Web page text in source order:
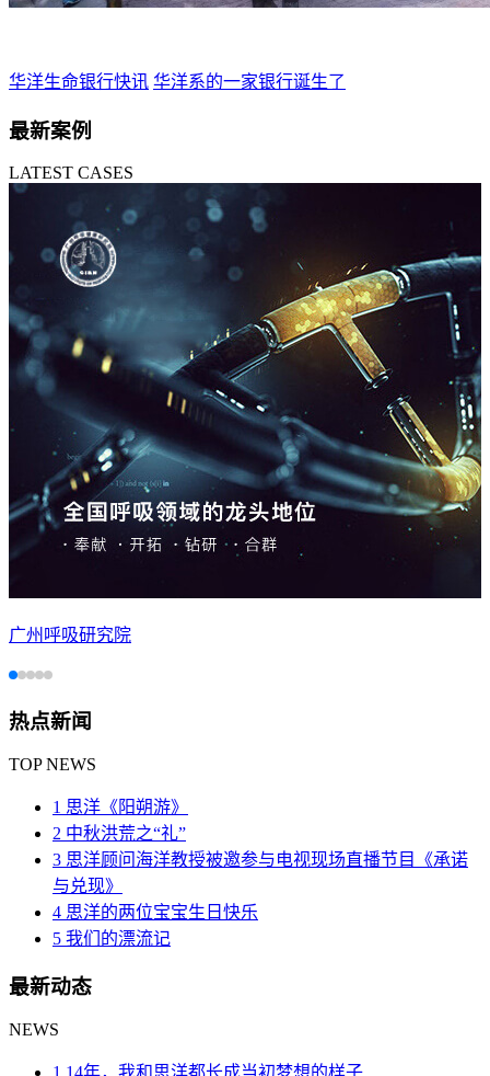
华洋生命银行快讯 华洋系的一家银行诞生了
最新案例
LATEST CASES
广州呼吸研究院
热点新闻
TOP NEWS
1 思洋《阳朔游》
2 中秋洪荒之“礼”
3 思洋顾问海洋教授被邀参与电视现场直播节目《承诺
与兑现》
4 思洋的两位宝宝生日快乐
5 我们的漂流记
最新动态
NEWS